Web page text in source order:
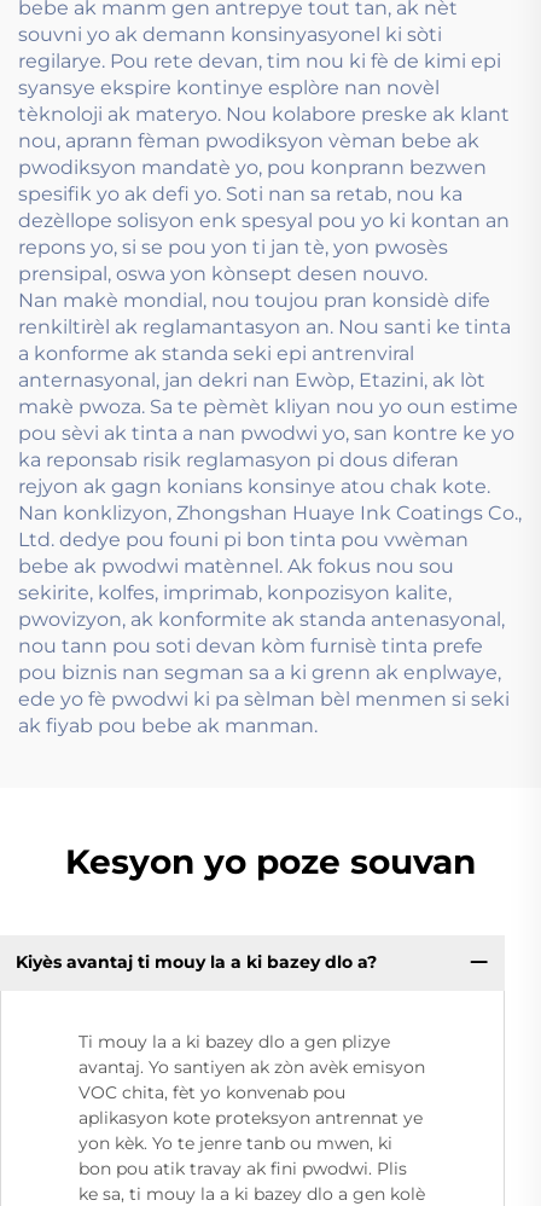
bebe ak manm gen antrepye tout tan, ak nèt
souvni yo ak demann konsinyasyonel ki sòti
regilarye. Pou rete devan, tim nou ki fè de kimi epi
syansye ekspire kontinye esplòre nan novèl
tèknoloji ak materyo. Nou kolabore preske ak klant
nou, aprann fèman pwodiksyon vèman bebe ak
pwodiksyon mandatè yo, pou konprann bezwen
spesifik yo ak defi yo. Soti nan sa retab, nou ka
dezèllope solisyon enk spesyal pou yo ki kontan an
repons yo, si se pou yon ti jan tè, yon pwosès
prensipal, oswa yon kònsept desen nouvo.
Nan makè mondial, nou toujou pran konsidè dife
renkiltirèl ak reglamantasyon an. Nou santi ke tinta
a konforme ak standa seki epi antrenviral
anternasyonal, jan dekri nan Ewòp, Etazini, ak lòt
makè pwoza. Sa te pèmèt kliyan nou yo oun estime
pou sèvi ak tinta a nan pwodwi yo, san kontre ke yo
ka reponsab risik reglamasyon pi dous diferan
rejyon ak gagn konians konsinye atou chak kote.
Nan konklizyon, Zhongshan Huaye Ink Coatings Co.,
Ltd. dedye pou founi pi bon tinta pou vwèman
bebe ak pwodwi matènnel. Ak fokus nou sou
sekirite, kolfes, imprimab, konpozisyon kalite,
pwovizyon, ak konformite ak standa antenasyonal,
nou tann pou soti devan kòm furnisè tinta prefe
pou biznis nan segman sa a ki grenn ak enplwaye,
ede yo fè pwodwi ki pa sèlman bèl menmen si seki
ak fiyab pou bebe ak manman.
Kesyon yo poze souvan
Kiyès avantaj ti mouy la a ki bazey dlo a?
Ti mouy la a ki bazey dlo a gen plizye
avantaj. Yo santiyen ak zòn avèk emisyon
VOC chita, fèt yo konvenab pou
aplikasyon kote proteksyon antrennat ye
yon kèk. Yo te jenre tanb ou mwen, ki
bon pou atik travay ak fini pwodwi. Plis
ke sa, ti mouy la a ki bazey dlo a gen kolè